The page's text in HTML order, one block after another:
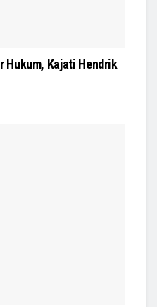
Hukum, Kajati Hendrik